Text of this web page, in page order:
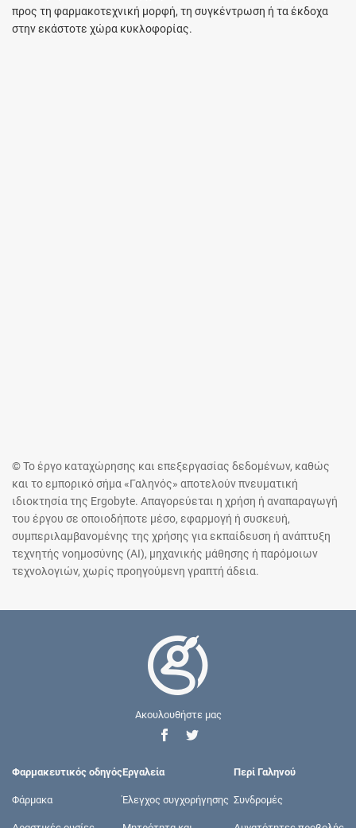
προς τη φαρμακοτεχνική μορφή, τη συγκέντρωση ή τα έκδοχα
στην εκάστοτε χώρα κυκλοφορίας.
© Το έργο καταχώρησης και επεξεργασίας δεδομένων, καθώς
και το εμπορικό σήμα «Γαληνός» αποτελούν πνευματική
ιδιοκτησία της Ergobyte. Απαγορεύεται η χρήση ή αναπαραγωγή
του έργου σε οποιοδήποτε μέσο, εφαρμογή ή συσκευή,
συμπεριλαμβανομένης της χρήσης για εκπαίδευση ή ανάπτυξη
τεχνητής νοημοσύνης (AI), μηχανικής μάθησης ή παρόμοιων
τεχνολογιών, χωρίς προηγούμενη γραπτή άδεια.
Ακουλουθήστε μας
Φαρμακευτικός οδηγός
Φάρμακα
Εργαλεία
Έλεγχος συγχορήγησης
Περί Γαληνού
Συνδρομές